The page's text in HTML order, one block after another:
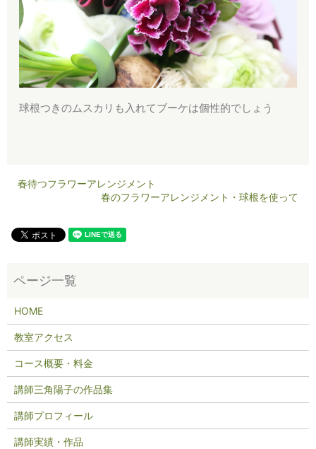
球根つきのムスカリも入れてブーケは個性的でしょう
春待つフラワーアレンジメント
春のフラワーアレンジメント・球根を使って
HOME
教室アクセス
コース概要・料金
講師三角陽子の作品集
講師プロフィール
講師実績・作品